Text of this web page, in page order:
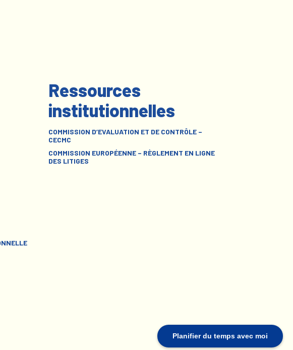
Planifier du temps avec moi
Ressources
institutionnelles
COMMISSION D’EVALUATION ET DE CONTRÔLE –
CECMC
COMMISSION EUROPÉENNE – RÈGLEMENT EN LIGNE
DES LITIGES